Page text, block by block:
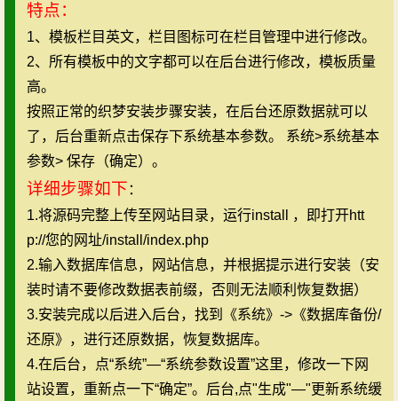
特点：
1、模板栏目英文，栏目图标可在栏目管理中进行修改。
2、所有模板中的文字都可以在后台进行修改，模板质量
高。
按照正常的织梦安装步骤安装，在后台还原数据就可以
了，后台重新点击保存下系统基本参数。 系统>系统基本
参数> 保存（确定）。
详细步骤如下 ：
1.将源码完整上传至网站目录，运行install ，即打开htt
p://您的网址/install/index.php
2.输入数据库信息，网站信息，并根据提示进行安装（安
装时请不要修改数据表前缀，否则无法顺利恢复数据）
3.安装完成以后进入后台，找到《系统》->《数据库备份/
还原》，进行还原数据，恢复数据库。
4.在后台，点“系统”—“系统参数设置”这里，修改一下网
站设置，重新点一下“确定”。后台,点"生成"—"更新系统缓